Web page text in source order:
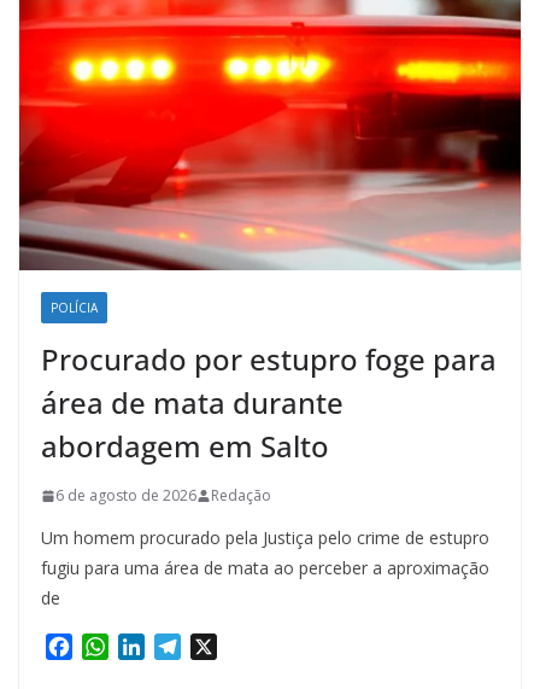
POLÍCIA
Procurado por estupro foge para
área de mata durante
abordagem em Salto
6 de agosto de 2026 Redação
Um homem procurado pela Justiça pelo crime de estupro
fugiu para uma área de mata ao perceber a aproximação
de
W